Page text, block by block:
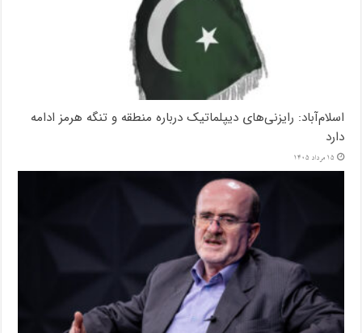
اسلام‌آباد: رایزنی‌های دیپلماتیک درباره منطقه و تنگه هرمز ادامه
دارد
15 مرداد 1405